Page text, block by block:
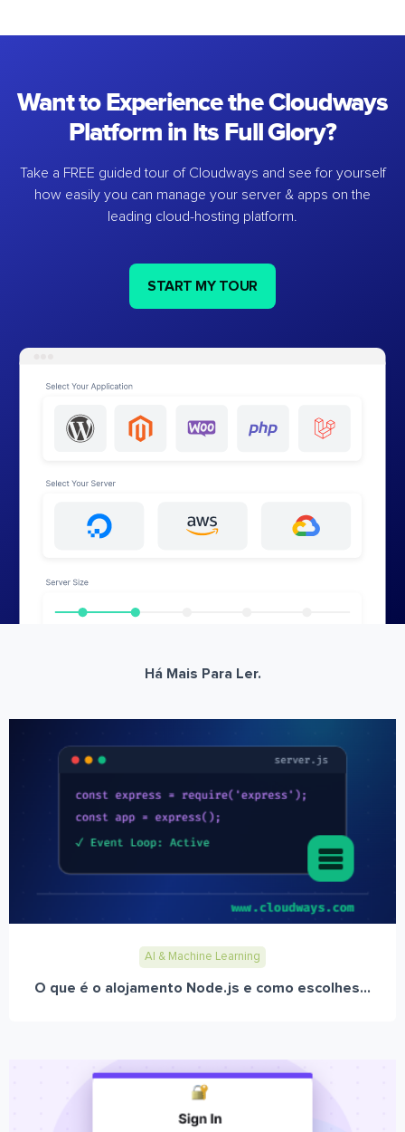
Want to Experience the Cloudways
Platform in Its Full Glory?
Take a FREE guided tour of Cloudways and see for yourself
how easily you can manage your server & apps on the
leading cloud-hosting platform.
START MY TOUR
Há Mais Para Ler.
AI & Machine Learning
O que é o alojamento Node.js e como escolhes...